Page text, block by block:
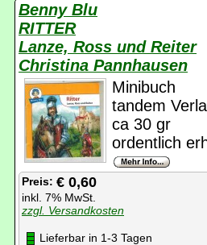
Benny Blu
RITTER
Lanze, Ross und Reiter
Christina Pannhausen
Minibuch
tandem
ca 30 gr
ordentlich
Preis: € 0,60
inkl. 7% MwSt.
zzgl. Versandkosten
Lieferbar in 1-3 Tagen